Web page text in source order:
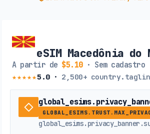
eSIM Macedônia do
A partir de $5.10· Sem cadastro
★★★★★5.0· 2,500+